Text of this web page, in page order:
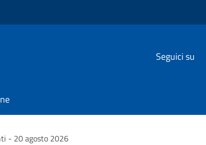
Seguici su
- 20 agosto 2026